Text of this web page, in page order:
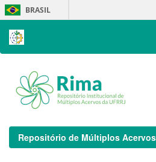
Skip
navigation
BRASIL
Repositório de Múltiplos